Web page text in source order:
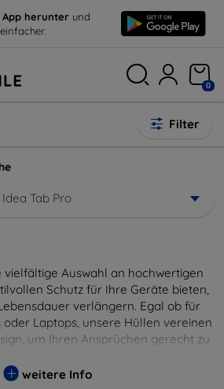
App herunter und
0
Filter
Tab Pro
vielfältige Auswahl an hochwertigen
Schutz für Ihre Geräte bieten,
verlängern. Egal ob für
oder Laptops, unsere Hüllen vereinen
um Ihren Ansprüchen gerecht zu
Stil perfekt zu
weitere Info